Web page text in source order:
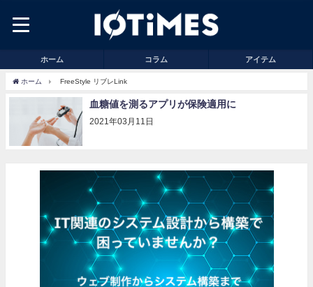
ホーム コラム アイテム
ホーム FreeStyle リブレLink
血糖値を測るアプリが保険適用に
2021年03月11日